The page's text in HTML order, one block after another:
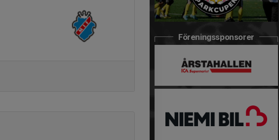
Föreningssponsorer